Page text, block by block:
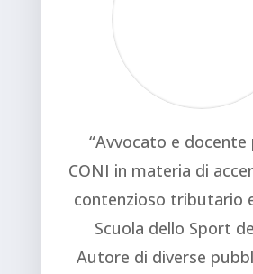
“Avvocato e docente
CONI in materia di
contenzioso tributario
Scuola dello Sport
Autore di diverse